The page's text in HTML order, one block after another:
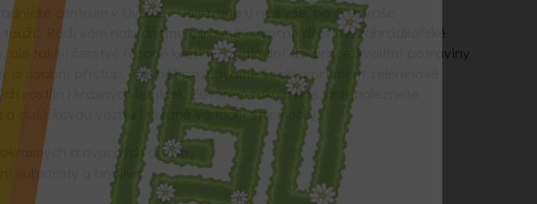
centrum v Úvalně. Naleznete u nás vše, po čem vaše
Rádi vám nabídneme okrasné i ovocné dřeviny, zahrádkářské
ale také i čerstvé řezané květiny, originální dekorace, kvalitní potraviny
a osobní přístup. Rovněž prodáváme široký sortiment zeleninové
rostlin i krásných letniček. Závěrem roku u nás vždy naleznete
dušičkovou vazbu i řezané vánoční stromečky.
a ovocných dřevin
substráty a hnojiva